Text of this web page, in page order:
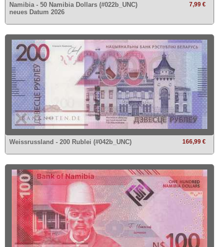
7,99 €
Namibia - 50 Namibia Dollars (#022b_UNC)
neues Datum 2026
166,99 €
Weissrussland - 200 Rublei (#042b_UNC)